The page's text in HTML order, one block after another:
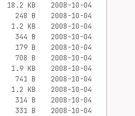
18.2 KB
2008-10-04
248 B
2008-10-04
1.2 KB
2008-10-04
344 B
2008-10-04
179 B
2008-10-04
708 B
2008-10-04
1.9 KB
2008-10-04
741 B
2008-10-04
1.2 KB
2008-10-04
314 B
2008-10-04
331 B
2008-10-04